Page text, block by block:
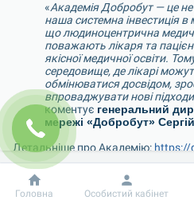
«Академія Добробут — це
наша системна інвестиція
що людиноцентрична
поважають лікаря та
якісної медичної освіти.
середовище, де лікарі
обмінюватися досвідом,
впроваджувати нові
коментує генеральний
мережі «Добробут»
Детальніше про Академію: https://
Рейтинг Delo.ua: https://delo.ua/
naibilsix-biznes-investoriv-v-
Добробут Інформація
Головна Особистий кабінет